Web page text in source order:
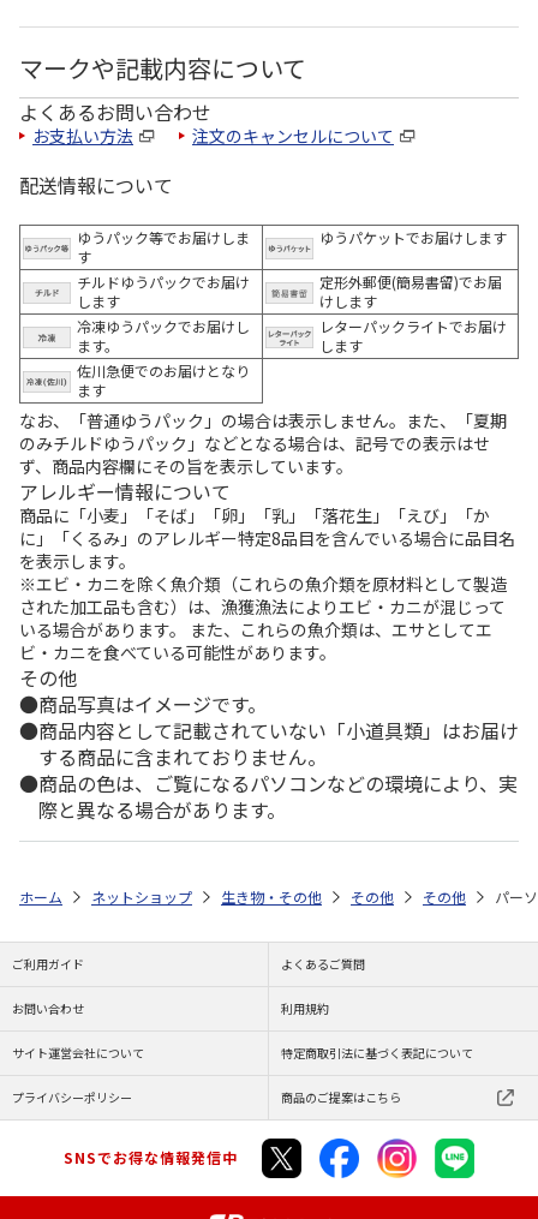
マークや記載内容について
よくあるお問い合わせ
お支払い方法 注文のキャンセルについて
配送情報について
ゆうパック等でお届けしま
す
ゆうパケットでお届けします
チルドゆうパックでお届け
します
定形外郵便(簡易書留)でお届
けします
冷凍ゆうパックでお届けし
ます。
レターパックライトでお届け
します
佐川急便でのお届けとなり
ます
なお、「普通ゆうパック」の場合は表示しません。また、「夏期
のみチルドゆうパック」などとなる場合は、記号での表示はせ
ず、商品内容欄にその旨を表示しています。
アレルギー情報について
商品に「小麦」「そば」「卵」「乳」「落花生」「えび」「か
に」「くるみ」のアレルギー特定8品目を含んでいる場合に品目名
を表示します。
※エビ・カニを除く魚介類（これらの魚介類を原材料として製造
された加工品も含む）は、漁獲漁法によりエビ・カニが混じって
いる場合があります。 また、これらの魚介類は、エサとしてエ
ビ・カニを食べている可能性があります。
その他
商品写真はイメージです。
商品内容として記載されていない「小道具類」はお届け
する商品に含まれておりません。
商品の色は、ご覧になるパソコンなどの環境により、実
際と異なる場合があります。
ホーム ネットショップ 生き物・その他 その他 その他 パー
ご利用ガイド よくあるご質問
お問い合わせ 利用規約
サイト運営会社について 特定商取引法に基づく表記について
プライバシーポリシー 商品のご提案はこちら
SNSでお得な情報発信中